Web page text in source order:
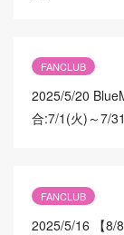
FANCLUB
2025/5/20
合:7/1(火)～7/
FANCLUB
2025/5/16
【